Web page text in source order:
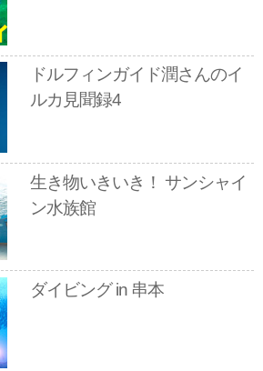
ドルフィンガイド潤さんのイ
ルカ見聞録4
生き物いきいき！ サンシャイ
ン水族館
ダイビング in 串本